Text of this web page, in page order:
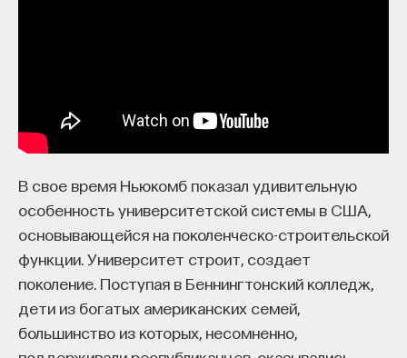
В свое время Ньюкомб показал удивительную
особенность университетской системы в США,
основывающейся на поколенческо-строительской
функции. Университет строит, создает
поколение. Поступая в Беннингтонский колледж,
дети из богатых американских семей,
большинство из которых, несомненно,